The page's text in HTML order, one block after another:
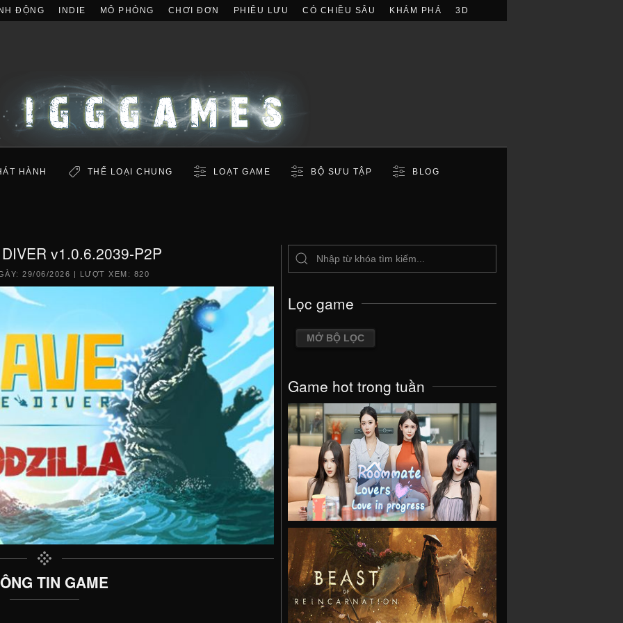
ĐỘNG INDIE MÔ PHỎNG CHƠI ĐƠN PHIÊU LƯU CÓ CHIỀU SÂU KHÁM PHÁ 3D
HÀNH THỂ LOẠI CHUNG LOẠT GAME BỘ SƯU TẬP BLOG
v1.0.6.2039-P2P
29/06/2026 | LƯỢT XEM: 820
TIN GAME
Lọc game
MỞ BỘ LỌC
Game hot trong tuần
VIEW
VIEW